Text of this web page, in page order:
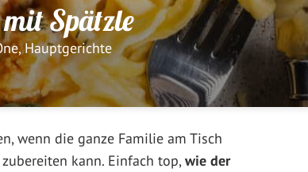
Spätzle
,Hauptgerichte
wenn die ganze Familie am Tisch
kann. Einfach top,wie der